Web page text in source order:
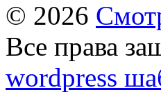
© 2026
Все права
wordpress